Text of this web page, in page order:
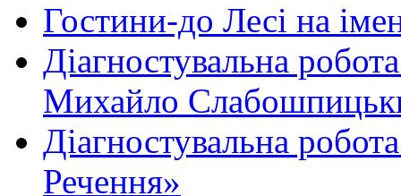
Гостини-до Лесі на
Діагностувальна
Михайло
Діагностувальна
Речення»